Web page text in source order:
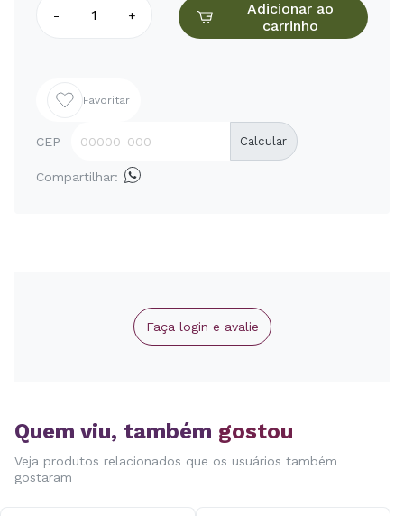
- +
Adicionar ao
carrinho
Favoritar
CEP Calcular
Compartilhar:
Faça login e avalie
Quem viu, também gostou
Veja produtos relacionados que os usuários também
gostaram